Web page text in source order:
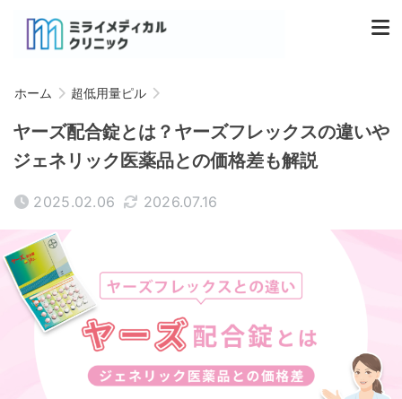
ホーム 超低用量ピル
ヤーズ配合錠とは？ヤーズフレックスの違いや
ジェネリック医薬品との価格差も解説
2025.02.06 2026.07.16